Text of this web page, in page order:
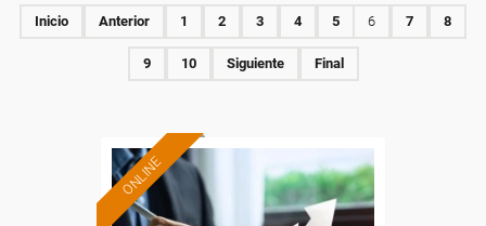
Inicio Anterior 1 2 3 4 5 6 7 8
9 10 Siguiente Final
ONLINE
Formación 100%